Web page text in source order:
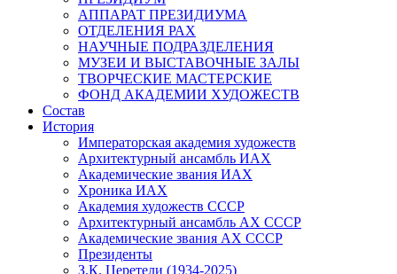
АППАРАТ ПРЕЗИДИУМА
ОТДЕЛЕНИЯ РАХ
НАУЧНЫЕ ПОДРАЗДЕЛЕНИЯ
МУЗЕИ И ВЫСТАВОЧНЫЕ ЗАЛЫ
ТВОРЧЕСКИЕ МАСТЕРСКИЕ
ФОНД АКАДЕМИИ ХУДОЖЕСТВ
Состав
История
Императорская академия художеств
Архитектурный ансамбль ИАХ
Академические звания ИАХ
Хроника ИАХ
Академия художеств СССР
Архитектурный ансамбль АХ СССР
Академические звания АХ СССР
Президенты
З.К. Церетели (1934-2025)